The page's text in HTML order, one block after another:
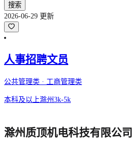
搜索
2026-06-29 更新
人事招聘文员
公共管理类 · 工商管理类
本科及以上滁州 3k-5k
滁州质顶机电科技有限公司